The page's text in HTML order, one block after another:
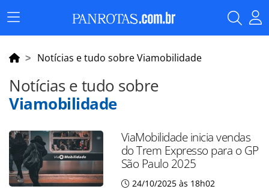
Menu
Principal
Notícias e tudo sobre Viamobilidade
Notícias e tudo sobre
Viamobilidade
ViaMobilidade inicia vendas
do Trem Expresso para o GP
São Paulo 2025
24/10/2025 às 18h02